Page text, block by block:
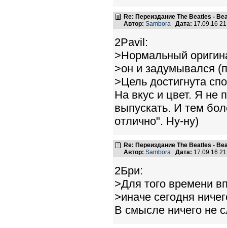
Re: Переиздание The Beatles -
Автор: Sambora Дата: 17.09.16
2Pavil:
>Нормальный
>он и задумывался
>Цель достигнута
На вкус и цвет. Я
выпускать. И тем
отлично". Ну-ну)
Re: Переиздание The Beatles -
Автор: Sambora Дата: 17.09.16
2Бри:
>Для того времени
>иначе сегодня
В смысле ничего не